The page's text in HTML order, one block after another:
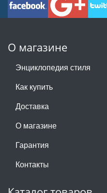
О магазине
Энциклопедия стиля
Как купить
Доставка
О магазине
Гарантия
Контакты